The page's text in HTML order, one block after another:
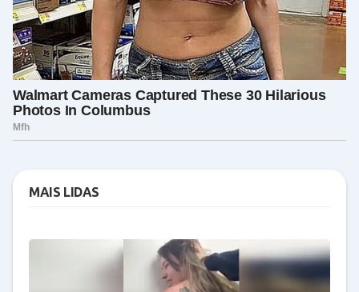
MAIS LIDAS